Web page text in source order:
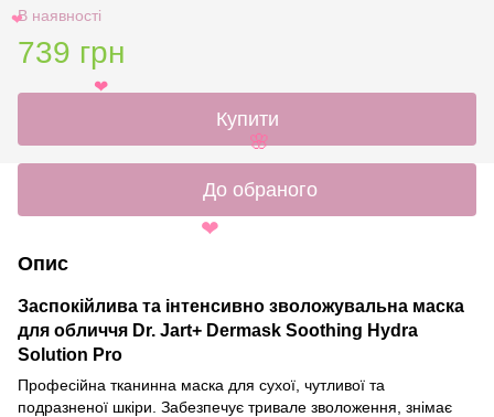
В наявності
739 грн
Купити
До обраного
Опис
Заспокійлива та інтенсивно зволожувальна маска
для обличчя Dr. Jart+ Dermask Soothing Hydra
Solution Pro
Професійна тканинна маска для сухої, чутливої та
подразненої шкіри. Забезпечує тривале зволоження, знімає
🌸
❤